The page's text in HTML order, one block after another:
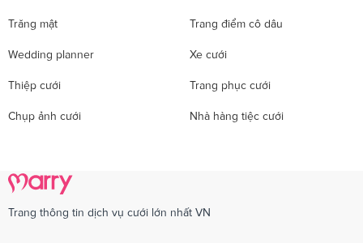
Trăng mật Trang điểm cô dâu
Wedding planner Xe cưới
Thiệp cưới Trang phục cưới
Chụp ảnh cưới Nhà hàng tiệc cưới
Trang thông tin dịch vụ cưới lớn nhất VN